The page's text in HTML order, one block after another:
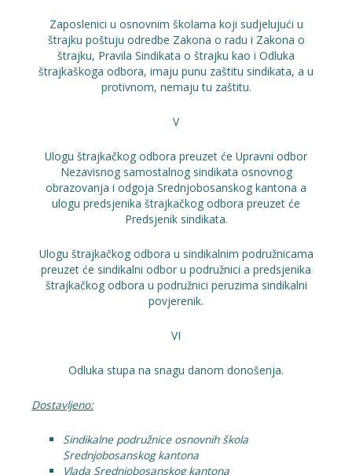
Zaposlenici u osnovnim školama koji sudjelujući u
štrajku poštuju odredbe Zakona o radu i Zakona o
štrajku, Pravila Sindikata o štrajku kao i Odluka
štrajkaškoga odbora, imaju punu zaštitu sindikata, a u
protivnom, nemaju tu zaštitu.
V
Ulogu štrajkačkog odbora preuzet će Upravni odbor
Nezavisnog samostalnog sindikata osnovnog
obrazovanja i odgoja Srednjobosanskog kantona a
ulogu predsjenika štrajkačkog odbora preuzet će
Predsjenik sindikata.
Ulogu štrajkačkog odbora u sindikalnim podružnicama
preuzet će sindikalni odbor u podružnici a predsjenika
štrajkačkog odbora u podružnici peruzima sindikalni
povjerenik.
VI
Odluka stupa na snagu danom donošenja.
Dostavljeno:
Sindikalne podružnice osnovnih škola
Srednjobosanskog kantona
Vlada Srednjobosanskog kantona